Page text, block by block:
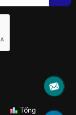
Tổng